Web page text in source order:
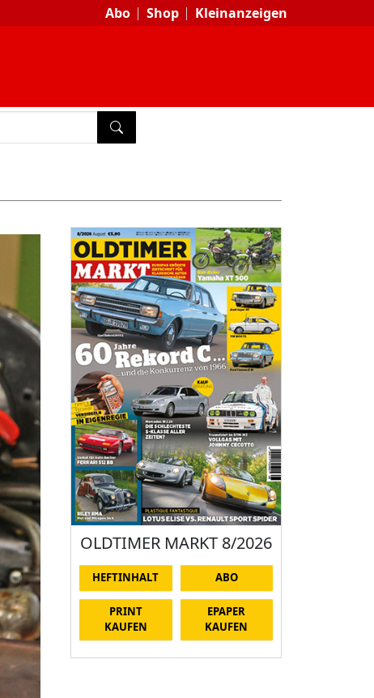
Abo Shop Kleinanzeigen
SUCHEN
OLDTIMER MARKT 8/2026
HEFTINHALT ABO
PRINT
KAUFEN
EPAPER
KAUFEN